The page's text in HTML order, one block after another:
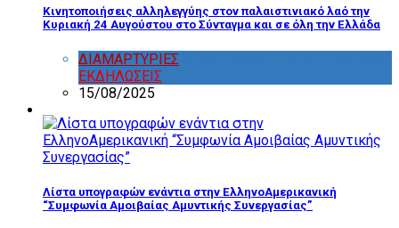
Κινητοποιήσεις αλληλεγγύης στον παλαιστινιακό λαό την
Κυριακή 24 Αυγούστου στο Σύνταγμα και σε όλη την Ελλάδα
ΔΙΑΜΑΡΤΥΡΙΕΣ
ΕΚΔΗΛΩΣΕΙΣ
15/08/2025
Λίστα υπογραφών ενάντια στην ΕλληνοΑμερικανική
“Συμφωνία Αμοιβαίας Αμυντικής Συνεργασίας”